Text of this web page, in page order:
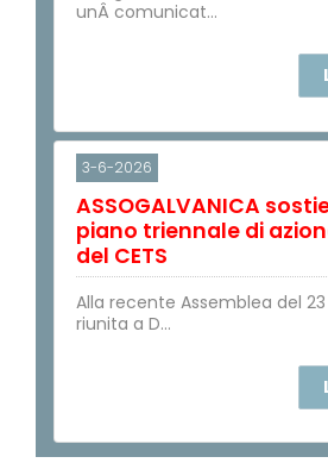
unÂ comunicat...
3-6-2026
ASSOGALVANICA
piano triennale di
del CETS
Alla recente Assemblea del
riunita a D...